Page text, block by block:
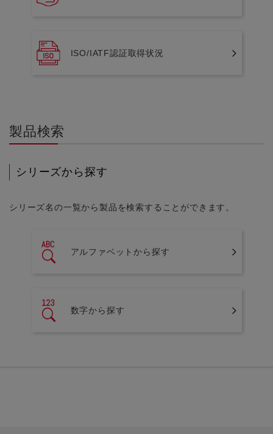
ISO/IATF認証取得状況
製品検索
シリーズから探す
シリーズ名の一覧から製品を検索することができます。
アルファベットから探す
数字から探す